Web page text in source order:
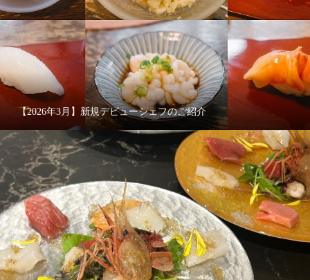
【2026年3月】新規デビューシェフのご紹介